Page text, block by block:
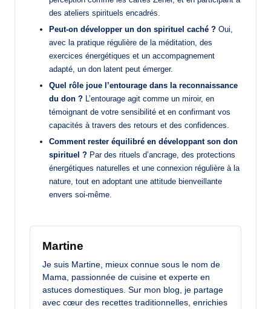
des ateliers spirituels encadrés.
Peut-on développer un don spirituel caché ? Oui,
avec la pratique régulière de la méditation, des
exercices énergétiques et un accompagnement
adapté, un don latent peut émerger.
Quel rôle joue l’entourage dans la reconnaissance
du don ? L’entourage agit comme un miroir, en
témoignant de votre sensibilité et en confirmant vos
capacités à travers des retours et des confidences.
Comment rester équilibré en développant son don
spirituel ? Par des rituels d’ancrage, des protections
énergétiques naturelles et une connexion régulière à la
nature, tout en adoptant une attitude bienveillante
envers soi-même.
Martine
Je suis Martine, mieux connue sous le nom de
Mama, passionnée de cuisine et experte en
astuces domestiques. Sur mon blog, je partage
avec cœur des recettes traditionnelles, enrichies